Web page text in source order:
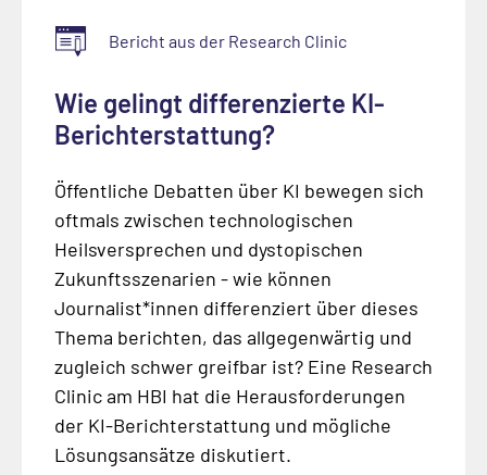
Bericht aus der Research Clinic
Wie gelingt differenzierte KI-
Berichterstattung?
Öffentliche Debatten über KI bewegen sich
oftmals zwischen technologischen
Heilsversprechen und dystopischen
Zukunftsszenarien - wie können
Journalist*innen differenziert über dieses
Thema berichten, das allgegenwärtig und
zugleich schwer greifbar ist? Eine Research
Clinicam HBI hat die Herausforderungen
der KI-Berichterstattung und mögliche
Lösungsansätze diskutiert.